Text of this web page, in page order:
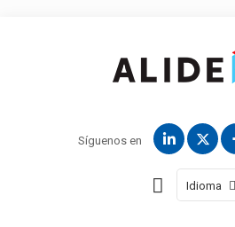
Síguenos en
Idioma